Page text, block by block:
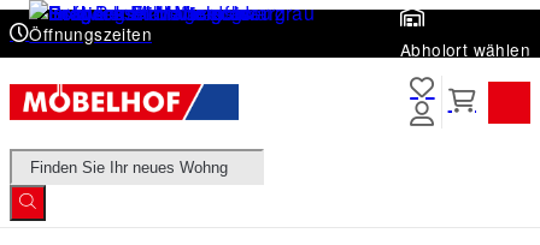
Öffnungszeiten
Abholort wählen
Products
search